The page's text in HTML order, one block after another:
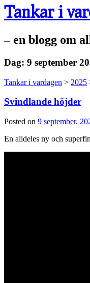
Tankar i
– en blogg om
Dag: 9 september
Tankar i vardagen > 2025
Svindlande höjder
Posted on 9 september,
En alldeles ny och